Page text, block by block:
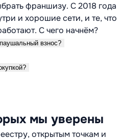
франшизу. С 2018 года
и хорошие сети, и те, что
С чего начнём?
взнос?
мы уверены
открытым точкам и